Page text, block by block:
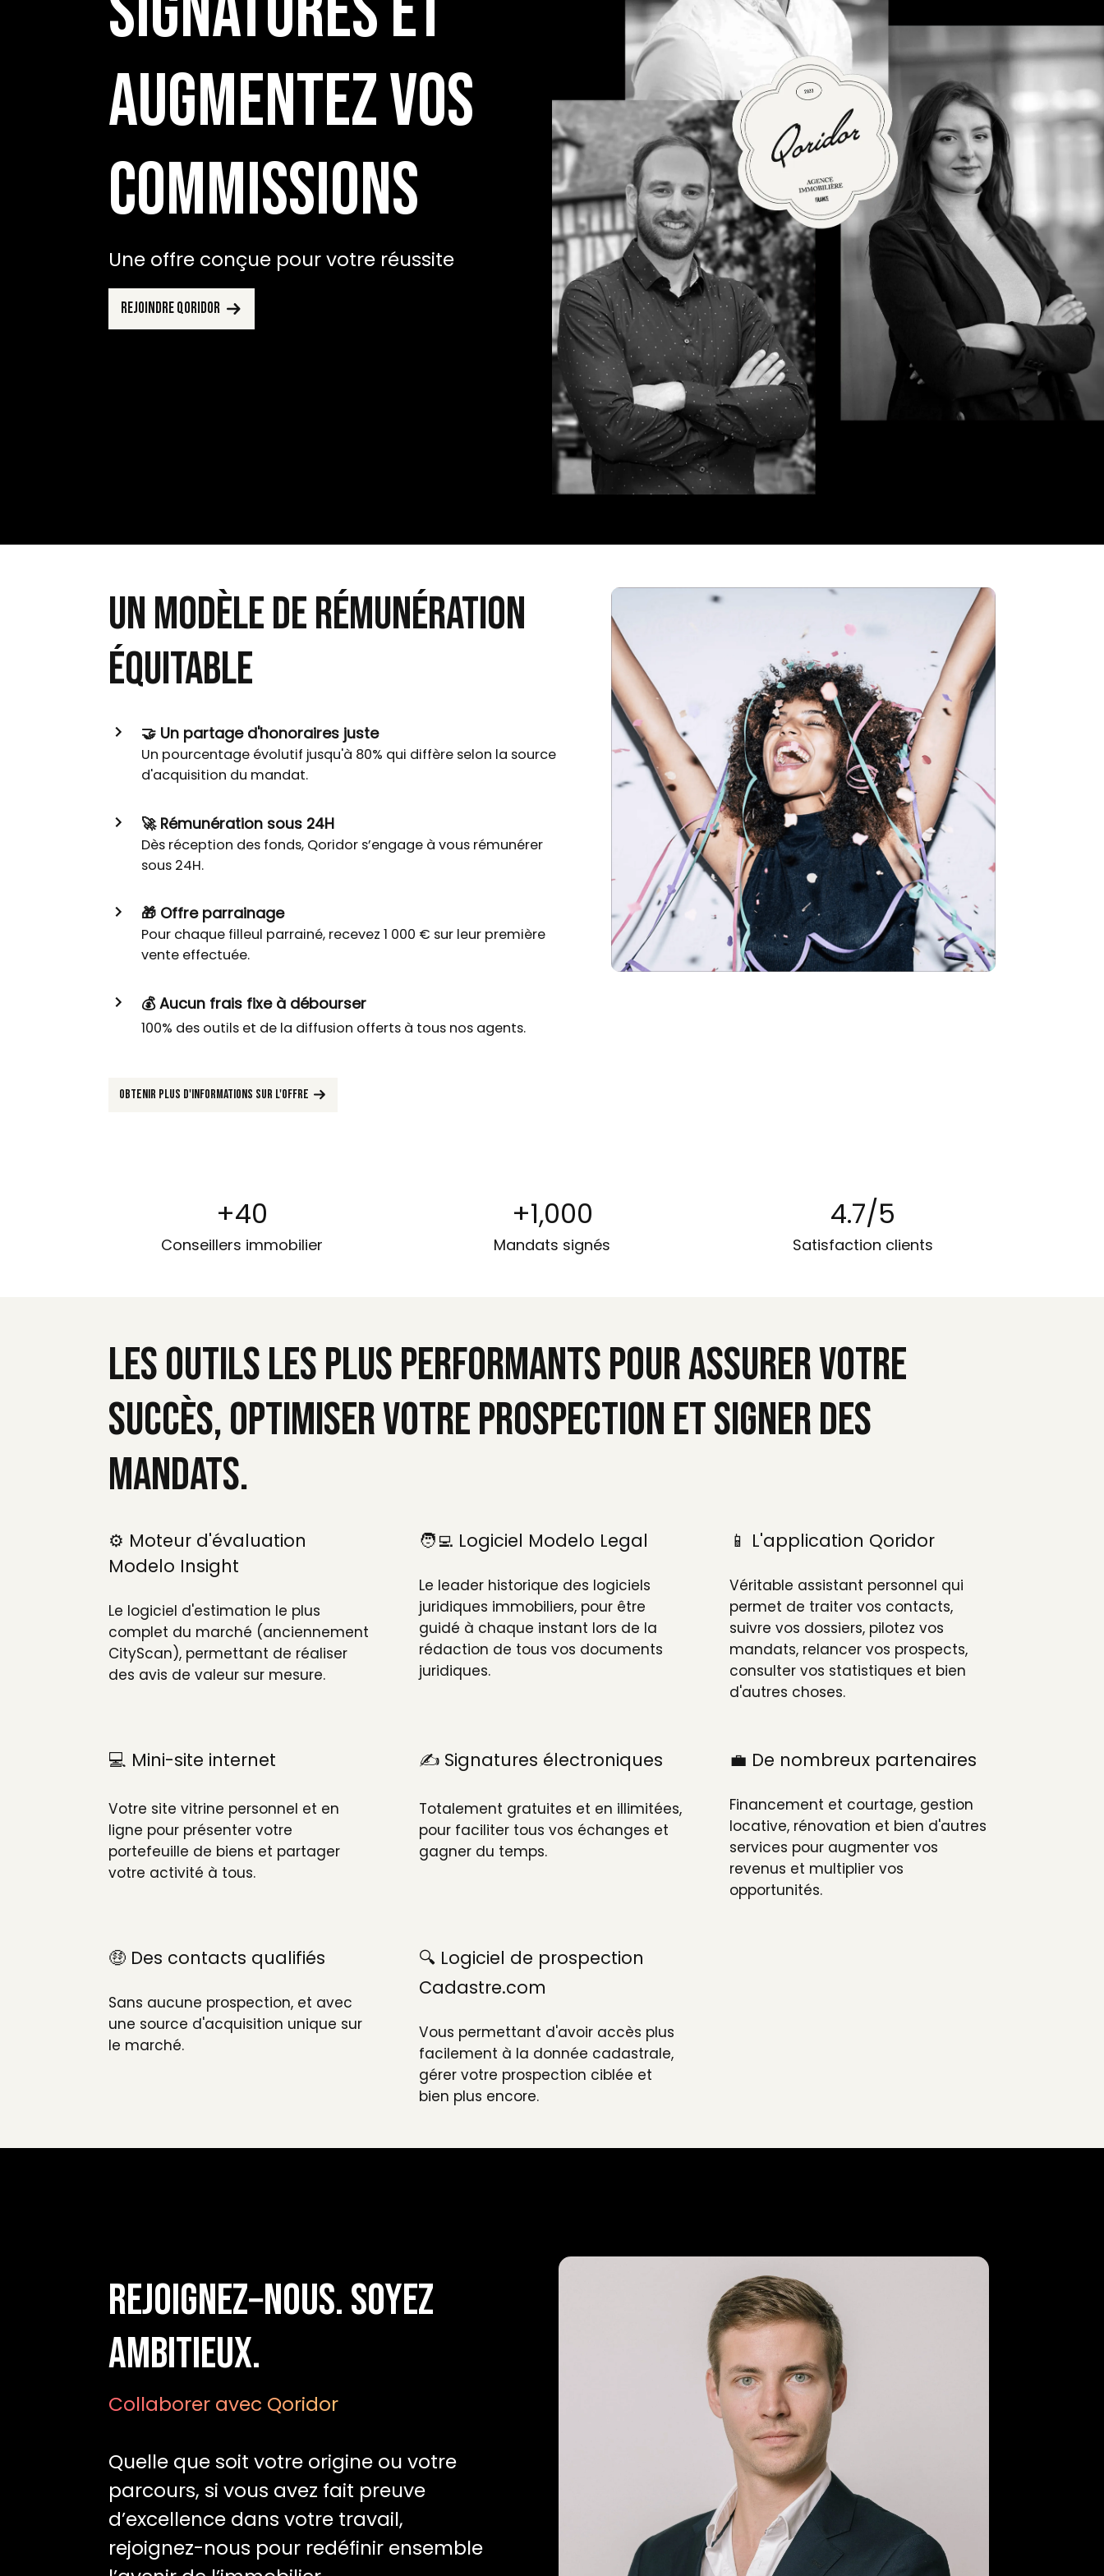
augmentez vos
commissions
Une offre conçue pour votre réussite
Rejoindre Qoridor
un modèle de rémunération
équitable
🤝 Un partage d'honoraires juste
Un pourcentage évolutif jusqu'à 80% qui diffère selon la source
d'acquisition du mandat.
🚀 Rémunération sous 24H
Dès réception des fonds, Qoridor s’engage à vous rémunérer
sous 24H.
🎁 Offre parrainage
Pour chaque filleul parrainé, recevez 1 000 € sur leur première
vente effectuée.
💰 Aucun frais fixe à débourser
100% des outils et de la diffusion offerts à tous nos agents.
Obtenir plus d'informations sur l'offre
+40
Conseillers immobilier
+1,000
Mandats signés
4.7/5
Satisfaction clients
Les outils les plus performants pour assurer votre
succès, optimiser votre prospection et signer des
mandats.
⚙️ Moteur d'évaluation
Modelo Insight
Le logiciel d'estimation le plus
complet du marché (anciennement
CityScan), permettant de réaliser
des avis de valeur sur mesure.
🧑‍💻 Logiciel Modelo Legal
Le leader historique des logiciels
juridiques immobiliers, pour être
guidé à chaque instant lors de la
rédaction de tous vos documents
juridiques.
📱 L'application Qoridor
Véritable assistant personnel qui
permet de traiter vos contacts,
suivre vos dossiers, pilotez vos
mandats, relancer vos prospects,
consulter vos statistiques et bien
d'autres choses.
💻 Mini-site internet
Votre site vitrine personnel et en
ligne pour présenter votre
portefeuille de biens et partager
votre activité à tous.
✍️ Signatures électroniques
Totalement gratuites et en illimitées,
pour faciliter tous vos échanges et
gagner du temps.
💼 De nombreux partenaires
Financement et courtage, gestion
locative, rénovation et bien d'autres
services pour augmenter vos
revenus et multiplier vos
opportunités.
🤑 Des contacts qualifiés
Sans aucune prospection, et avec
une source d'acquisition unique sur
le marché.
🔍 Logiciel de prospection
Cadastre.com
Vous permettant d'avoir accès plus
facilement à la donnée cadastrale,
gérer votre prospection ciblée et
bien plus encore.
Rejoignez‑nous. Soyez
ambitieux.
Collaborer avec Qoridor
Quelle que soit votre origine ou votre
parcours, si vous avez fait preuve
d’excellence dans votre travail,
rejoignez-nous pour redéfinir ensemble